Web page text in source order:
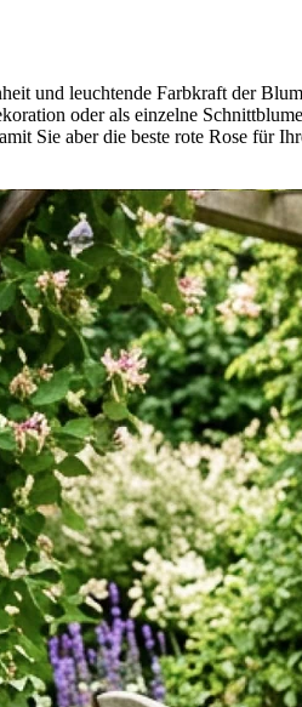
und leuchtende Farbkraft der
oder als einzelne
Sie aber die beste rote Rose für